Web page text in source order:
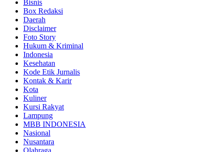
Bisnis
Box Redaksi
Daerah
Disclaimer
Foto Story
Hukum & Kriminal
Indonesia
Kesehatan
Kode Etik Jurnalis
Kontak & Karir
Kota
Kuliner
Kursi Rakyat
Lampung
MBB INDONESIA
Nasional
Nusantara
Olahraga